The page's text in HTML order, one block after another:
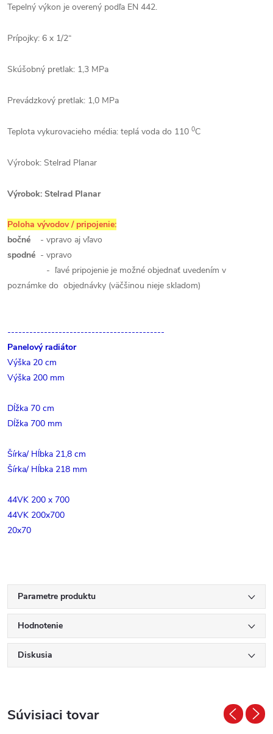
Tepelný výkon je overený podľa EN 442.
Prípojky: 6 x 1/2“
Skúšobný pretlak: 1,3 MPa
Prevádzkový pretlak: 1,0 MPa
Teplota vykurovacieho média: teplá voda do 110 0C
Výrobok: Stelrad Planar
Výrobok: Stelrad Planar
Poloha vývodov / pripojenie:
bočné - vpravo aj vľavo
spodné - vpravo
- ľavé pripojenie je možné objednať uvedením v
poznámke do objednávky (väčšinou nieje skladom)
-------------------------------------------
Panelový radiátor
Výška 20 cm
Výška 200 mm
Dĺžka 70 cm
Dĺžka 700 mm
Šírka/ Hĺbka 21,8 cm
Šírka/ Hĺbka 218 mm
44VK 200 x 700
44VK 200x700
20x70
Parametre produktu
Hodnotenie
Diskusia
Súvisiaci tovar